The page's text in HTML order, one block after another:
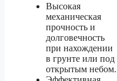
Высокая
механическая
прочность и
долговечность
при нахождении
в грунте или под
открытым небом.